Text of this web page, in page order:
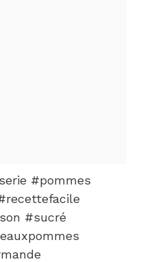
#pommes
#sucré